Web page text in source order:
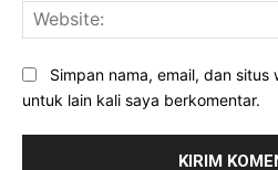
Simpan nama, email, dan
untuk lain kali saya berkomentar.